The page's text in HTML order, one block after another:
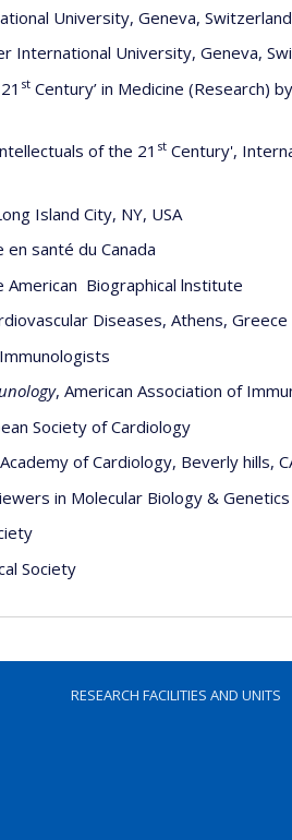
University, Geneva, Switzerland
International University, Geneva,
st Century’ in Medicine (Research)
of the 21 st Century',
Island City, NY, USA
santé du Canada
American Biographical lnstitute
Diseases, Athens, Greece
, American Association of
Society of Cardiology
of Cardiology, Beverly hills,
in Molecular Biology & Genetics
Society
RESEARCH FACILITIES AND UNITS